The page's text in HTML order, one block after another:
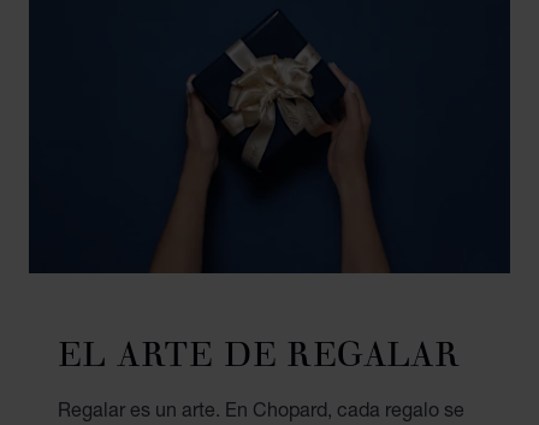
EL ARTE DE REGALAR
Regalar es un arte. En Chopard, cada regalo se